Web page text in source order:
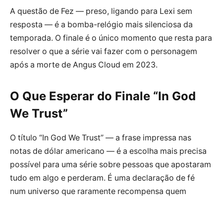
A questão de Fez — preso, ligando para Lexi sem
resposta — é a bomba-relógio mais silenciosa da
temporada. O finale é o único momento que resta para
resolver o que a série vai fazer com o personagem
após a morte de Angus Cloud em 2023.
O Que Esperar do Finale “In God
We Trust”
O título “In God We Trust” — a frase impressa nas
notas de dólar americano — é a escolha mais precisa
possível para uma série sobre pessoas que apostaram
tudo em algo e perderam. É uma declaração de fé
num universo que raramente recompensa quem